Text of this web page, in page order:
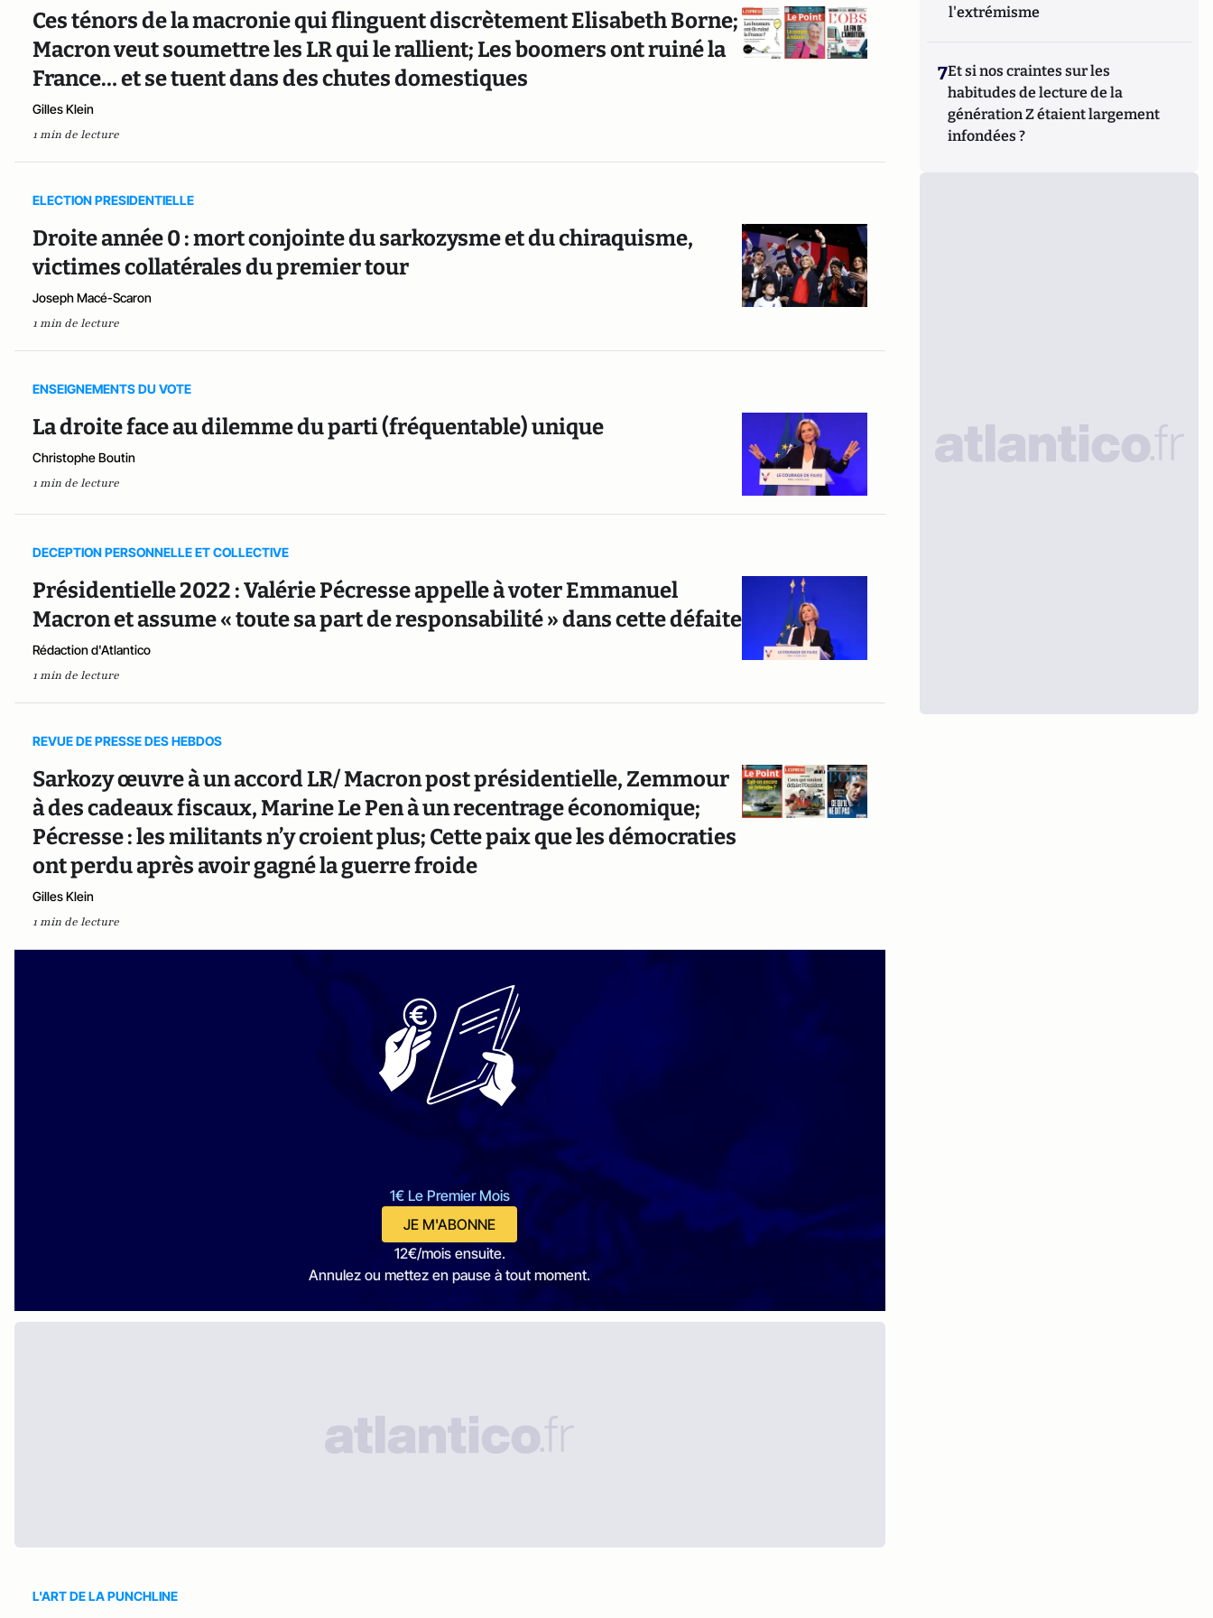
Ces ténors de la macronie qui flinguent discrètement Elisabeth Borne;
Macron veut soumettre les LR qui le rallient; Les boomers ont ruiné la
France… et se tuent dans des chutes domestiques
Gilles Klein
1 min de lecture
ELECTION PRESIDENTIELLE
Droite année 0 : mort conjointe du sarkozysme et du chiraquisme,
victimes collatérales du premier tour
Joseph Macé-Scaron
1 min de lecture
ENSEIGNEMENTS DU VOTE
La droite face au dilemme du parti (fréquentable) unique
Christophe Boutin
1 min de lecture
DECEPTION PERSONNELLE ET COLLECTIVE
Présidentielle 2022 : Valérie Pécresse appelle à voter Emmanuel
Macron et assume « toute sa part de responsabilité » dans cette défaite
Rédaction d'Atlantico
1 min de lecture
REVUE DE PRESSE DES HEBDOS
Sarkozy œuvre à un accord LR/ Macron post présidentielle, Zemmour
à des cadeaux fiscaux, Marine Le Pen à un recentrage économique;
Pécresse : les militants n’y croient plus; Cette paix que les démocraties
ont perdu après avoir gagné la guerre froide
Gilles Klein
1 min de lecture
1€ Le Premier Mois
JE M'ABONNE
12€/mois ensuite.
Annulez ou mettez en pause à tout moment.
L'ART DE LA PUNCHLINE
l'extrémisme
7Et si nos craintes sur les
habitudes de lecture de la
génération Z étaient largement
infondées ?